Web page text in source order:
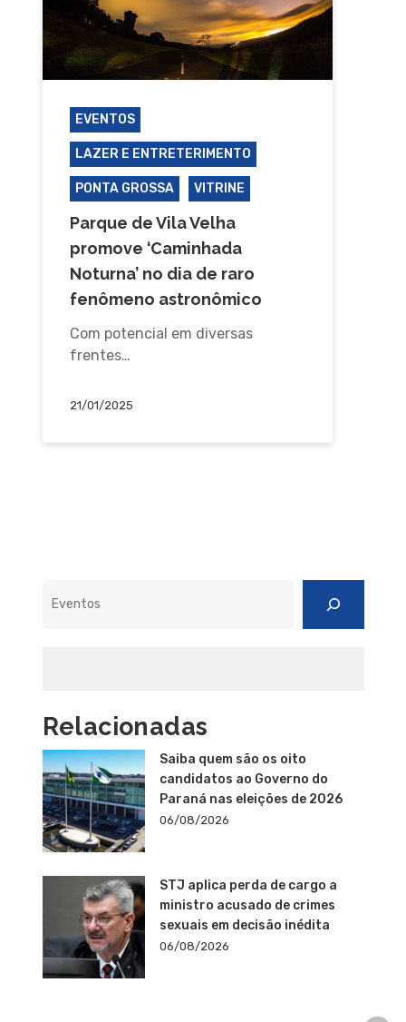
EVENTOS
LAZER E ENTRETERIMENTO
PONTA GROSSA VITRINE
Parque de Vila Velha
promove ‘Caminhada
Noturna’ no dia de raro
fenômeno astronômico
Com potencial em diversas
frentes…
21/01/2025
Relacionadas
Saiba quem são os oito
candidatos ao Governo do
Paraná nas eleições de 2026
06/08/2026
STJ aplica perda de cargo a
ministro acusado de crimes
sexuais em decisão inédita
06/08/2026